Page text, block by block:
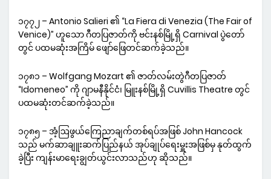
၁၇၇၂ – Antonio Salieri ၏ “La Fiera di Venezia (The Fair of
Venice)” ဟူသော ဂီတပြဇာတ်ကို ဗင်းနစ်မြို့ရှိ Carnival ပွဲတော်
တွင် ပထမဆုံးအကြိမ် ဖျော်ဖြေတင်ဆက်ခဲ့သည်။
၁၇၈၁ – Wolfgang Mozart ၏ ဇာတ်လမ်းတွဲဂီတပြဇာတ်
“Idomeneo” ကို ဂျာမနီနိုင်ငံ၊ မြူးနစ်မြို့ရှိ Cuvillis Theatre တွင်
ပထမဆုံးတင်ဆက်ခဲ့သည်။
၁၇၈၅ – အံ့ဩဖွယ်ကြေညာချက်တစ်ရပ်အဖြစ် John Hancock
သည် မက်ဆာချူးဆက်ပြည်နယ် အုပ်ချုပ်ရေးမှူးအဖြစ်မှ နုတ်ထွက်
ခဲ့ပြီး ကျန်းမာရေးချွတ်ယွင်းလာသည်ဟု ဆိုသည်။